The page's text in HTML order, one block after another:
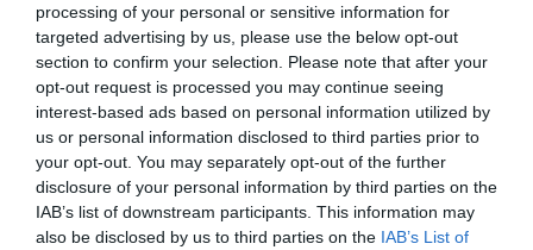
processing of your personal or sensitive information for
targeted advertising by us, please use the below opt-out
section to confirm your selection. Please note that after your
opt-out request is processed you may continue seeing
interest-based ads based on personal information utilized by
us or personal information disclosed to third parties prior to
your opt-out. You may separately opt-out of the further
disclosure of your personal information by third parties on the
IAB’s list of downstream participants. This information may
also be disclosed by us to third parties on the IAB’s List of
ΕΠΙΚΑΙΡΟΤΗΤΑ
Εξαρθρώθηκε μεγάλο κύκλωμα
πειρατείας συνδρομητικής
τηλεόρασης